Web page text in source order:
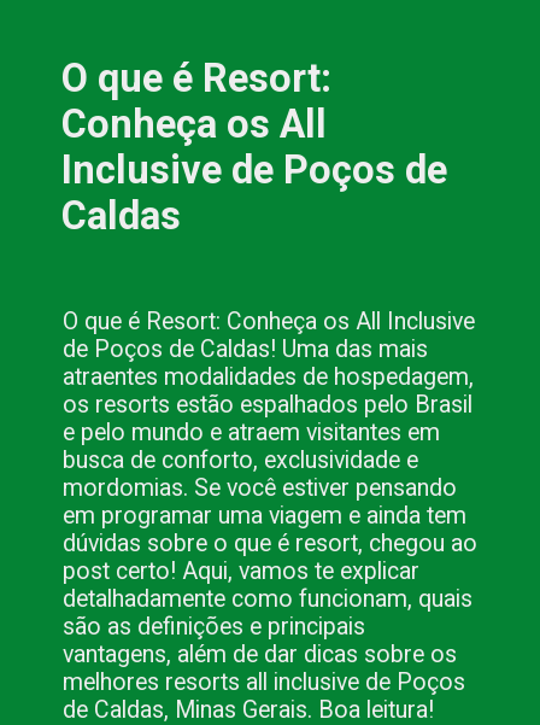
O que é Resort:
Conheça os All
Inclusive de Poços de
Caldas
O que é Resort: Conheça os All Inclusive
de Poços de Caldas! Uma das mais
atraentes modalidades de hospedagem,
os resorts estão espalhados pelo Brasil
e pelo mundo e atraem visitantes em
busca de conforto, exclusividade e
mordomias. Se você estiver pensando
em programar uma viagem e ainda tem
dúvidas sobre o que é resort, chegou ao
post certo! Aqui, vamos te explicar
detalhadamente como funcionam, quais
são as definições e principais
vantagens, além de dar dicas sobre os
melhores resorts all inclusive de Poços
de Caldas, Minas Gerais. Boa leitura!